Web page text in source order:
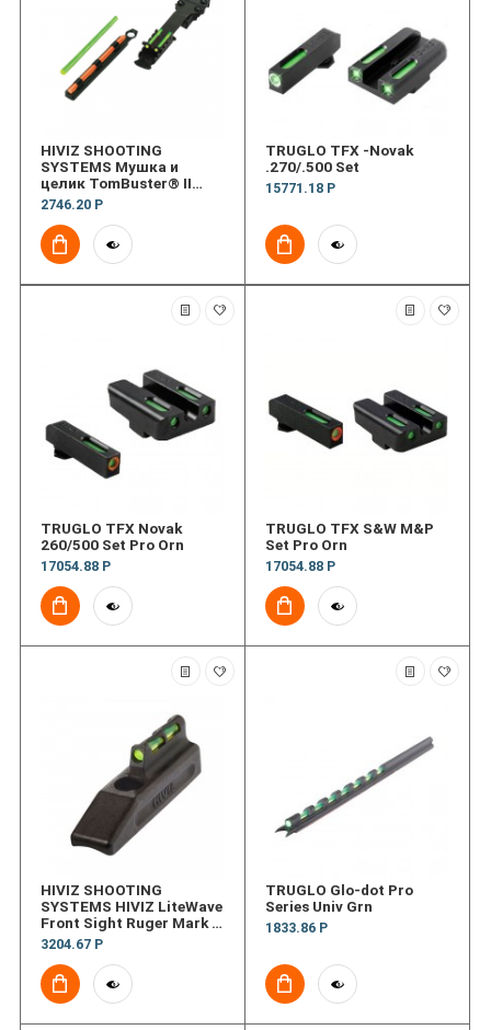
HIVIZ SHOOTING
SYSTEMS Мушка и
целик TomBuster® II
Turkey/Deer Sight Set
2746.20 Р
TRUGLO TFX -Novak
.270/.500 Set
15771.18 Р
TRUGLO TFX Novak
260/500 Set Pro Orn
17054.88 Р
TRUGLO TFX S&W M&P
Set Pro Orn
17054.88 Р
HIVIZ SHOOTING
SYSTEMS HIVIZ LiteWave
Front Sight Ruger Mark I
II III IV Steel Bull
3204.67 Р
TRUGLO Glo-dot Pro
Series Univ Grn
1833.86 Р